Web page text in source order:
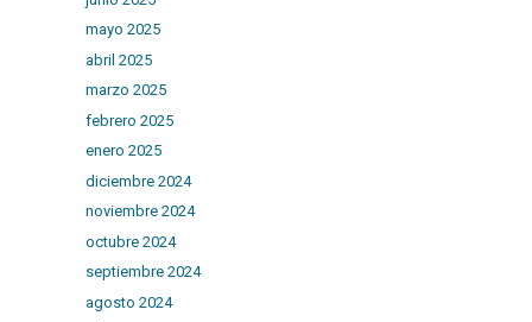
mayo 2025
abril 2025
marzo 2025
febrero 2025
enero 2025
diciembre 2024
noviembre 2024
octubre 2024
septiembre 2024
agosto 2024